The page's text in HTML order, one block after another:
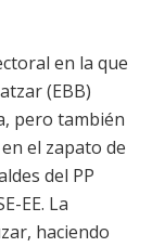
en la que
(EBB)
pero también
el zapato de
del PP
EE. La
haciendo